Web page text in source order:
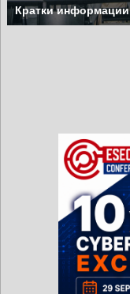
Кратки информации